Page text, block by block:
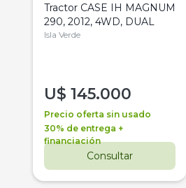
Tractor CASE IH MAGNUM
290, 2012, 4WD, DUAL
Isla Verde
U$ 145.000
Precio oferta sin usado
30% de entrega +
financiación
Consultar